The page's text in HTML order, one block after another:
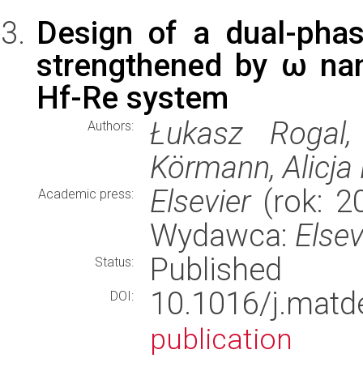
Design of a dual-
strengthened by ω
Hf-Re system
Authors:
Łukasz
Körmann,
Academic press: Elsevier(rok:
Wydawca:
Status: Published
DOI: 10.1016/
publication